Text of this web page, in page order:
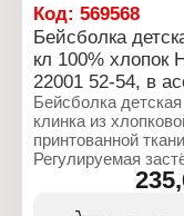
Код: 569568
Бейсболка
кл 100% хлопок
22001 52-54, в
Бейсболка
клинка из
принтованной
Регулируемая